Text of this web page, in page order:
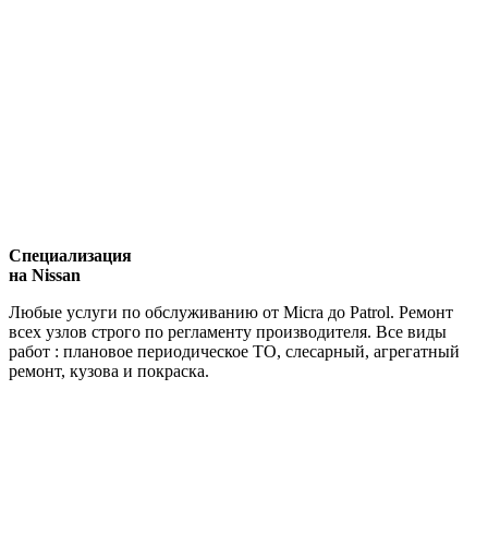
Специализация
на Nissan
Любые услуги по обслуживанию от Micra до Patrol. Ремонт
всех узлов строго по регламенту производителя. Все виды
работ : плановое периодическое ТО, слесарный, агрегатный
ремонт, кузова и покраска.